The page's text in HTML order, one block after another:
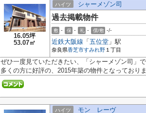
16.05坪
53.07㎡
ハイツ シャーメゾン司
過去掲載物件
敷 - 保 - 礼 - 償/敷 -/-
近鉄大阪線 「 五位堂 」駅
奈良県香芝市すみれ野 １丁目
ぜひ一度見ていただきたい、「シャーメゾン司」
多くの方に好評の、2015年築の物件となっており
ハイツ モン レーヴ